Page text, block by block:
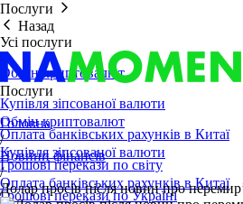
Послуги
Назад
Усі послуги
Обмін криптовалют
Купівля зіпсованої валюти
Оплата банківських рахунків в Китаї
Грошові перекази по світу
Грошові перекази по Україні
Послуги
Обмін криптовалют
Купівля зіпсованої валюти
Оплата банківських рахунків в Китаї
Головна
/
Новини фінансів
/
Долар просів після новин про